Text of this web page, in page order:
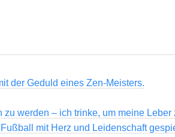
der Geduld eines Zen-Meisters.
zu werden – ich trinke, um meine Leber
mit Herz und Leidenschaft